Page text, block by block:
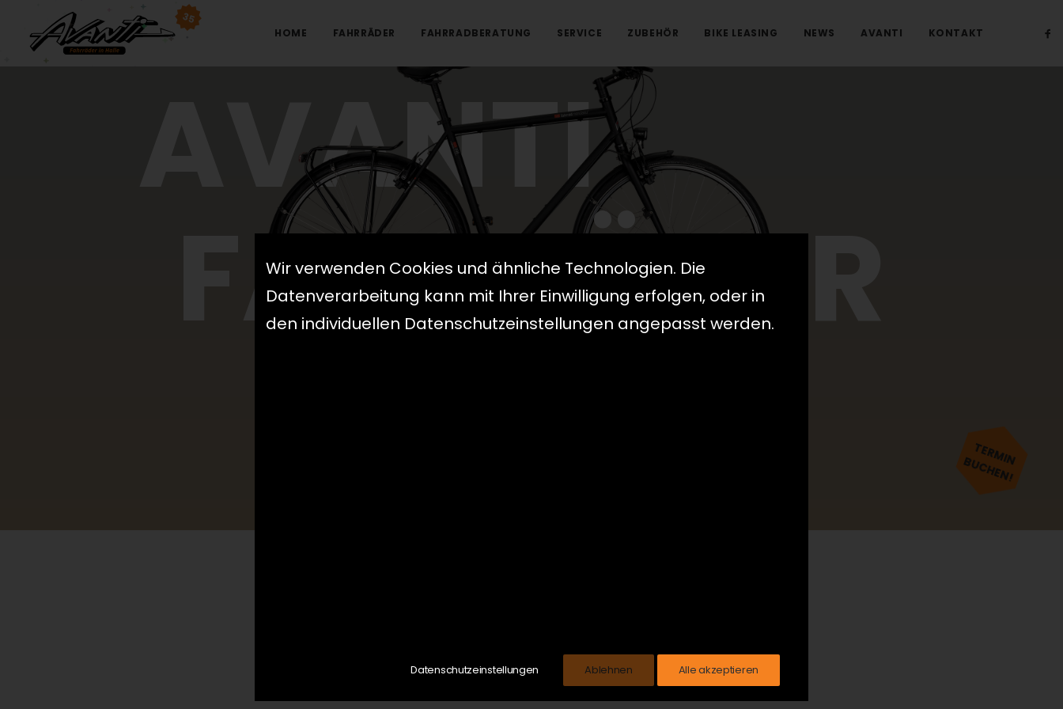
TERMIN
BUCHEN!
35
HOME FAHRRÄDER FAHRRADBERATUNG SERVICE ZUBEHÖR BIKE LEASING NEWS AVANTI KONTAKT
AVANTI
FAHRRÄDER
Wir verwenden Cookies und ähnliche Technologien. Die
Datenverarbeitung kann mit Ihrer Einwilligung erfolgen, oder in
den individuellen Datenschutzeinstellungen angepasst werden.
Datenschutzeinstellungen Ablehnen Alle akzeptieren